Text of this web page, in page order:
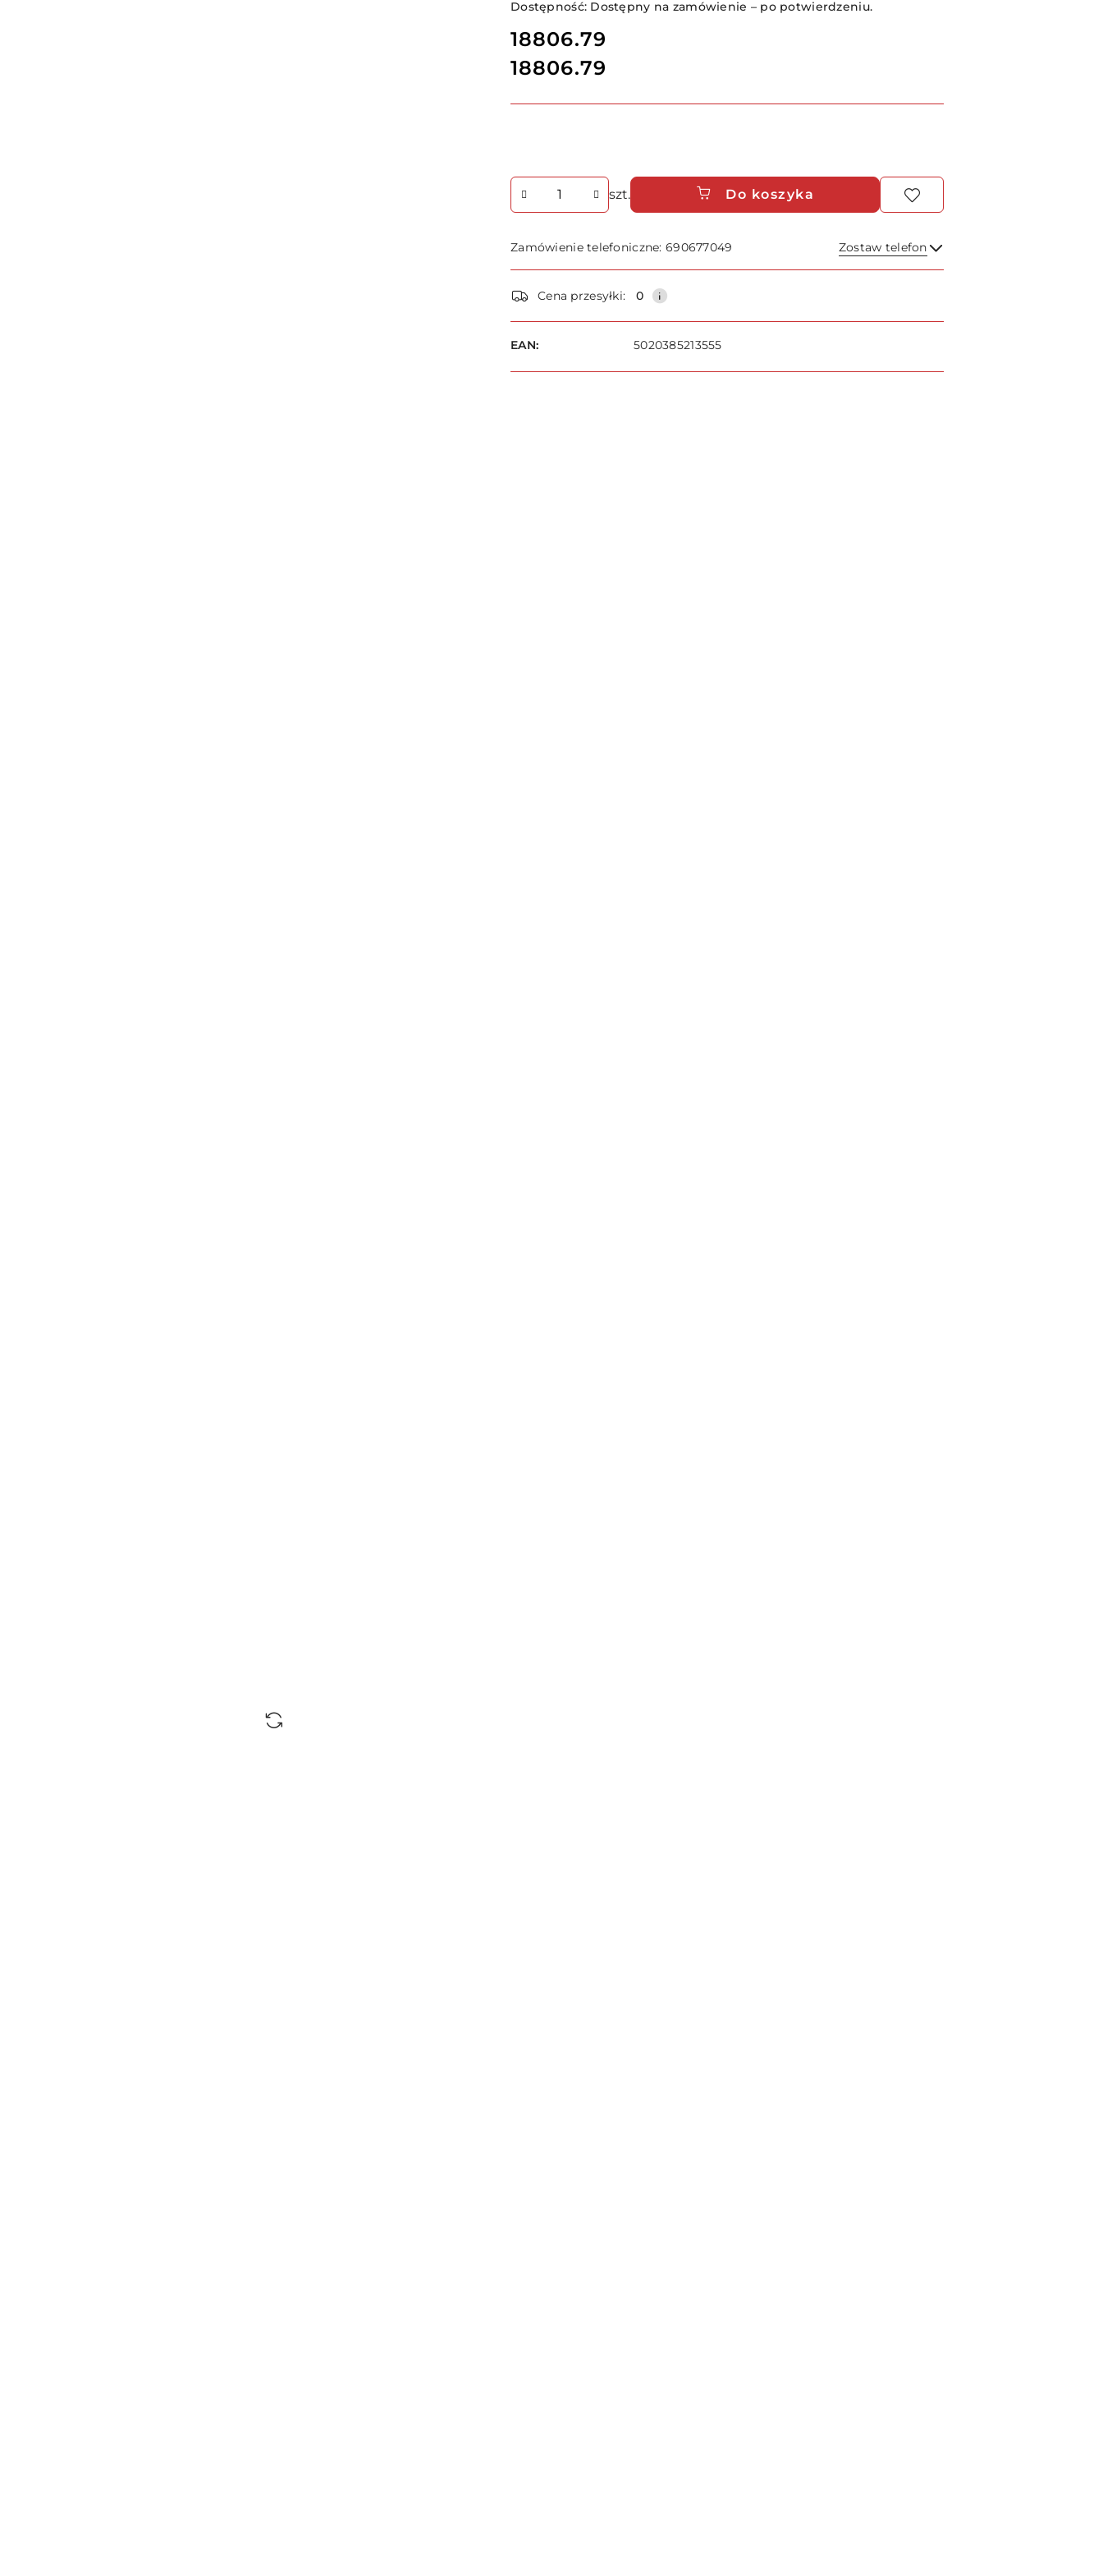
Dostępność: Dostępny na zamówienie – po potwierdzeniu.
cena:
18806.79
Cena:
18806.79
Ilość
szt. Do koszyka
Zamówienie telefoniczne: 690677049 Zostaw telefon
Wyślij
Dostępność
i
dostawa
Cena przesyłki: 0
EAN: 5020385213555